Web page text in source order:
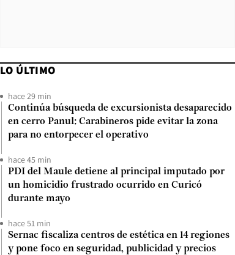
LO ÚLTIMO
hace 29 min
Continúa búsqueda de excursionista desaparecido
en cerro Panul: Carabineros pide evitar la zona
para no entorpecer el operativo
hace 45 min
PDI del Maule detiene al principal imputado por
un homicidio frustrado ocurrido en Curicó
durante mayo
hace 51 min
Sernac fiscaliza centros de estética en 14 regiones
y pone foco en seguridad, publicidad y precios